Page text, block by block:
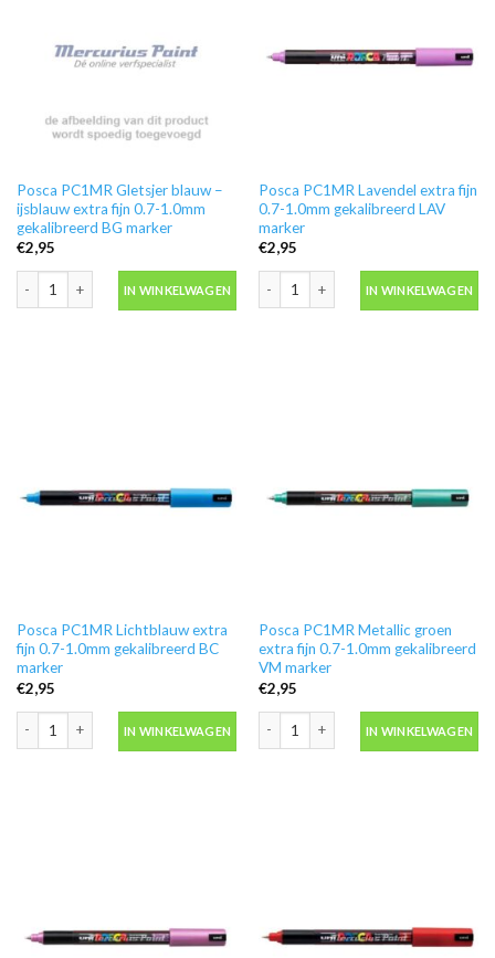
Posca PC1MR Gletsjer blauw –
ijsblauw extra fijn 0.7-1.0mm
gekalibreerd BG marker
€2,95
Posca PC1MR Gletsjer blauw - ijsblauw extra fijn 0.7-1.0mm gekalibreerd
IN WINKELWAGEN
Posca PC1MR Lavendel extra fijn
0.7-1.0mm gekalibreerd LAV
marker
€2,95
Posca PC1MR Lavendel extra fijn
IN WINKELWAGEN
Posca PC1MR Lichtblauw extra
fijn 0.7-1.0mm gekalibreerd BC
marker
€2,95
IN WINKELWAGEN
Posca PC1MR Metallic groen
extra fijn 0.7-1.0mm gekalibreerd
VM marker
€2,95
IN WINKELWAGEN